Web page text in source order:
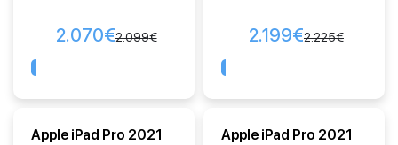
2.099€
2.070€ 2.225€
2.199€
Apple iPad Pro 2021
Apple iPad Pro 2021